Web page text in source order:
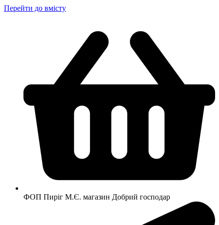
Перейти до вмісту
ФОП Пиріг М.Є. магазин Добрий господар